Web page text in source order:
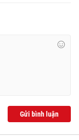
Gửi bình luận